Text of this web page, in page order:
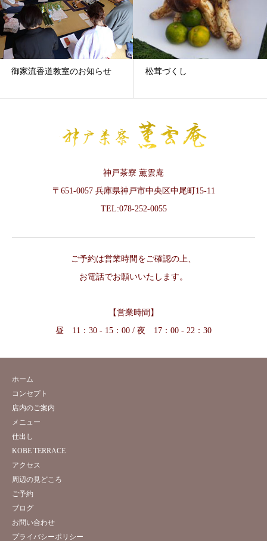
御家流香道教室のお知らせ 松茸づくし
神戸茶寮 薫雲庵
〒651-0057 兵庫県神戸市中央区中尾町15-11
TEL:078-252-0055
ご予約は営業時間をご確認の上、
お電話でお願いいたします。
【営業時間】
昼 11：30 - 15：00 / 夜 17：00 - 22：30
ホーム
コンセプト
店内のご案内
メニュー
仕出し
KOBE TERRACE
アクセス
周辺の見どころ
ご予約
ブログ
お問い合わせ
プライバシーポリシー